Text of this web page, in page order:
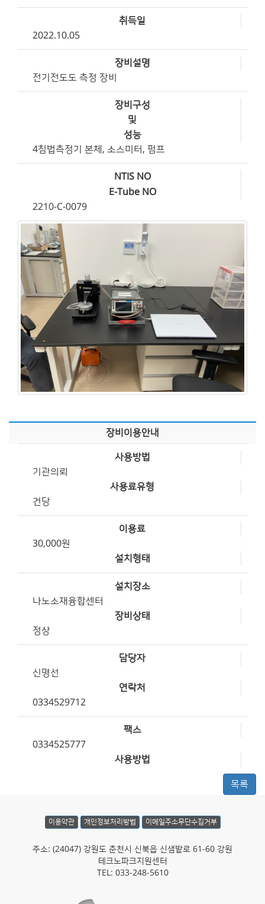
취득일
2022.10.05
장비설명
전기전도도 측정 장비
장비구성
및
성능
4침법측정기 본체, 소스미터, 펌프
NTIS NO
E-Tube NO
2210-C-0079
장비이용안내
사용방법
기관의뢰
사용료유형
건당
이용료
30,000원
설치형태
설치장소
나노소재융합센터
장비상태
정상
담당자
신명선
연락처
0334529712
팩스
0334525777
사용방법
목록
이용약관 개인정보처리방법 이메일주소무단수집거부
주소: (24047) 강원도 춘천시 신북읍 신샘밭로 61-60 강원
테크노파크지원센터
TEL: 033-248-5610